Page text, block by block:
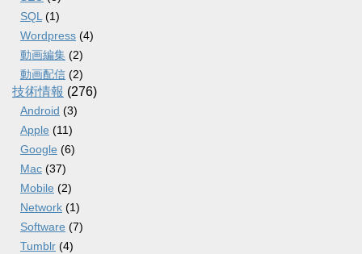
SQL (1)
Wordpress (4)
動画編集 (2)
動画配信 (2)
技術情報 (276)
Android (3)
Apple (11)
Google (6)
Mac (37)
Mobile (2)
Network (1)
Software (7)
Tumblr (4)